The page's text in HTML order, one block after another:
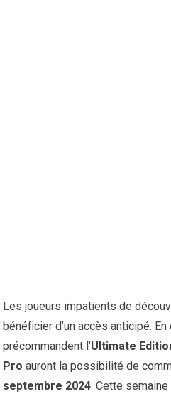
Les joueurs impatients de
bénéficier d’un accès anticipé.
précommandent l’Ultimate
Pro auront la possibilité de
septembre 2024. Cette